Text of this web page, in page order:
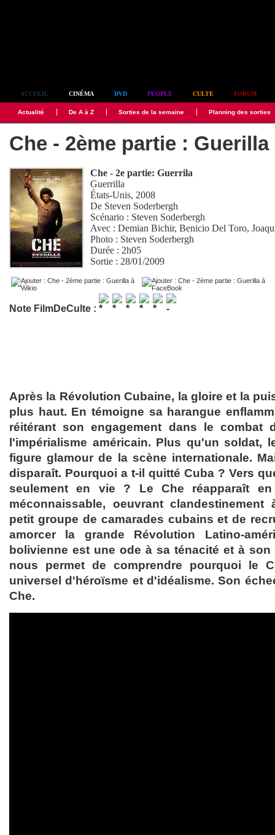
ACCUEIL CINÉMA DVD PEOPLE CULTE FORUM
Actualité De A à Z Sorties de la semaine Planning des sorties
Che - 2ème partie : Guerilla
Che - 2e partie: Guerrila
Guerrilla
États-Unis, 2008
De Steven Soderbergh
Scénario : Steven Soderbergh
Avec :Demian Bichir,Benicio Del Toro,
Photo : Steven Soderbergh
Durée : 2h05
Sortie : 28/01/2009
Note FilmDeCulte :
Après la Révolution Cubaine, la gloire et la
plus haut. En témoigne sa harangue
réitérant son engagement dans le combat
l'impérialisme américain. Plus qu'un soldat,
figure glamour de la scène internationale.
disparaît. Pourquoi a t-il quitté Cuba ? Vers
seulement en vie ? Le Che réapparaît
méconnaissable, oeuvrant
petit groupe de camarades cubains et de
amorcer la grande Révolution Latino-
bolivienne est une ode à sa ténacité et à
nous permet de comprendre pourquoi le
universel d'héroïsme et d'idéalisme. Son
Che.